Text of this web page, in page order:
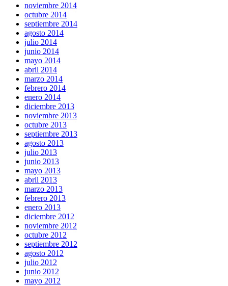
noviembre 2014
octubre 2014
septiembre 2014
agosto 2014
julio 2014
junio 2014
mayo 2014
abril 2014
marzo 2014
febrero 2014
enero 2014
diciembre 2013
noviembre 2013
octubre 2013
septiembre 2013
agosto 2013
julio 2013
junio 2013
mayo 2013
abril 2013
marzo 2013
febrero 2013
enero 2013
diciembre 2012
noviembre 2012
octubre 2012
septiembre 2012
agosto 2012
julio 2012
junio 2012
mayo 2012